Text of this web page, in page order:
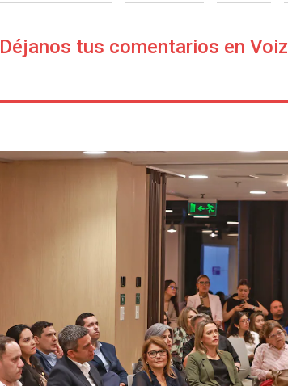
Déjanos tus comentarios en Voiz